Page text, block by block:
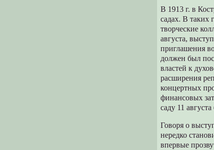
В 1913 г. в
садах. В таких
творческие
августа,
приглашения
должен был
властей к
расширения
концертных
финансовых
саду 11
Говоря о
нередко
впервые